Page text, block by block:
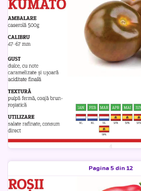
Pagina 5 din 12